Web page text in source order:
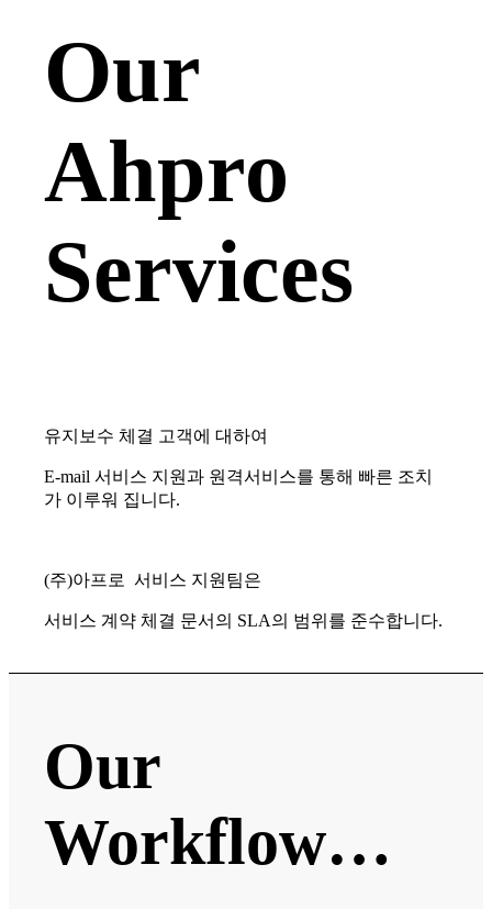
Our
Ahpro
Services
유지보수 체결 고객에 대하여
E-mail 서비스 지원과 원격서비스를 통해 빠른 조치
가 이루워 집니다.
(주)아프로 서비스 지원팀은
서비스 계약 체결 문서의 SLA의 범위를 준수합니다.
Our
Workflow…